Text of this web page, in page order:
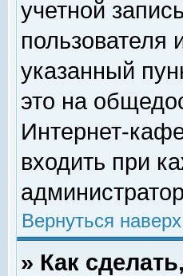
учетной
указанный
это на
Интернет-
входить при
Вернуться наверх
» Как